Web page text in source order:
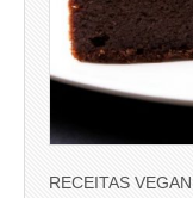
RECEITAS